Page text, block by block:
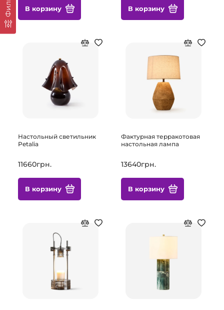
В корзину В корзину
Настольный светильник
Petalia
11660грн.
В корзину
Фактурная терракотовая
настольная лампа
13640грн.
В корзину